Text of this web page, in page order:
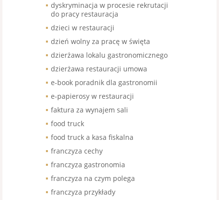
dyskryminacja w procesie rekrutacji
do pracy restauracja
dzieci w restauracji
dzień wolny za pracę w święta
dzierżawa lokalu gastronomicznego
dzierżawa restauracji umowa
e-book poradnik dla gastronomii
e-papierosy w restauracji
faktura za wynajem sali
food truck
food truck a kasa fiskalna
franczyza cechy
franczyza gastronomia
franczyza na czym polega
franczyza przykłady